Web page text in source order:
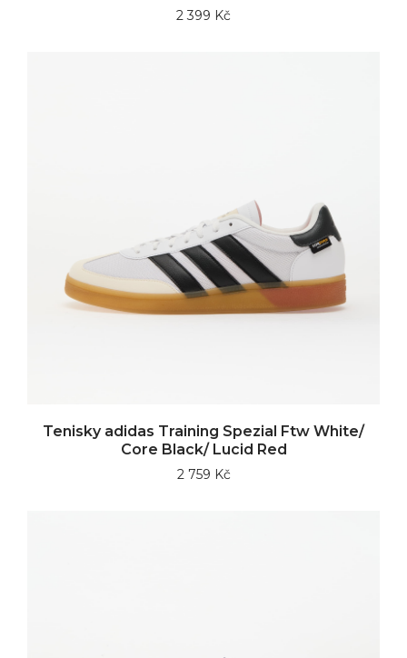
2 399 Kč
Tenisky adidas Training Spezial Ftw White/
Core Black/ Lucid Red
2 759 Kč